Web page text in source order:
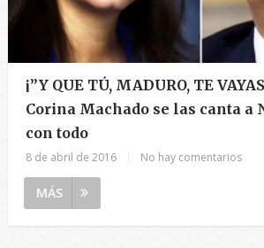
¡”Y QUE TÚ, MADURO, TE
Corina Machado se las canta a
con todo
8 de abril de 2016 No hay comentarios
MÁS